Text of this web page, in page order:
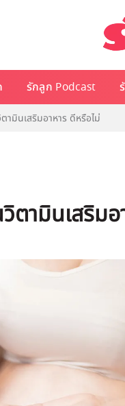
รักลูก Podcast
มินเสริมอาหาร ดีหรือไม่
ามินเสริมอ